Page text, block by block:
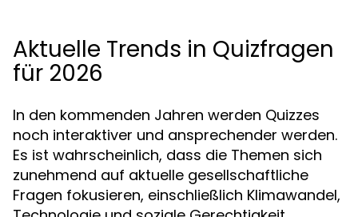
Aktuelle Trends in Quizfragen
für 2026
In den kommenden Jahren werden Quizzes
noch interaktiver und ansprechender werden.
Es ist wahrscheinlich, dass die Themen sich
zunehmend auf aktuelle gesellschaftliche
Fragen fokusieren, einschließlich Klimawandel,